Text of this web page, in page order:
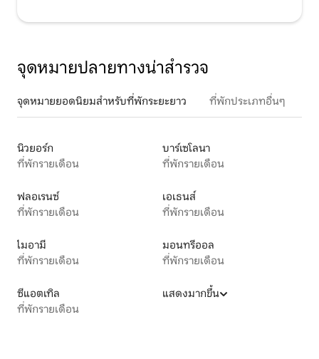
จุดหมายปลายทางน่าสำรวจ
จุดหมายยอดนิยมสำหรับที่พักระยะยาว ที่พักประเภทอื่นๆ
นิวยอร์ก
ที่พักรายเดือน
บาร์เซโลนา
ที่พักรายเดือน
ฟลอเรนซ์
ที่พักรายเดือน
เอเธนส์
ที่พักรายเดือน
ไมอามี
ที่พักรายเดือน
มอนทรีออล
ที่พักรายเดือน
ซีแอตเทิล
ที่พักรายเดือน
แสดงมากขึ้น